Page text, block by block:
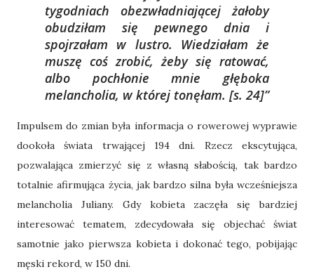
tygodniach obezwładniającej żałoby
obudziłam się pewnego dnia i
spojrzałam w lustro. Wiedziałam że
muszę coś zrobić, żeby się ratować,
albo pochłonie mnie głęboka
melancholia, w której tonęłam. [s. 24]
Impulsem do zmian była informacja o rowerowej wyprawie
dookoła świata trwającej 194 dni. Rzecz ekscytująca,
pozwalająca zmierzyć się z własną słabością, tak bardzo
totalnie afirmująca życia, jak bardzo silna była wcześniejsza
melancholia Juliany. Gdy kobieta zaczęła się bardziej
interesować tematem, zdecydowała się objechać świat
samotnie jako pierwsza kobieta i dokonać tego, pobijając
męski rekord, w 150 dni.